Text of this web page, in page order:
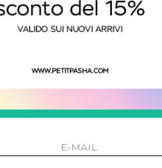
palm angels